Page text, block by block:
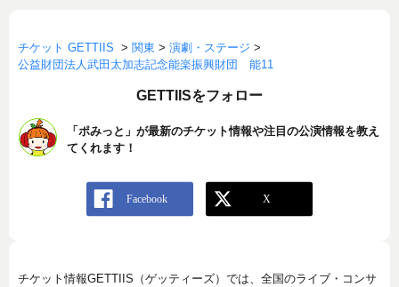
チケット GETTIIS > 関東 > 演劇・ステージ >
公益財団法人武田太加志記念能楽振興財団 能11
GETTIISをフォロー
「ポみっと」が最新のチケット情報や注目の公演情報を教え
てくれます！
チケット情報GETTIIS（ゲッティーズ）では、全国のライブ・コンサ